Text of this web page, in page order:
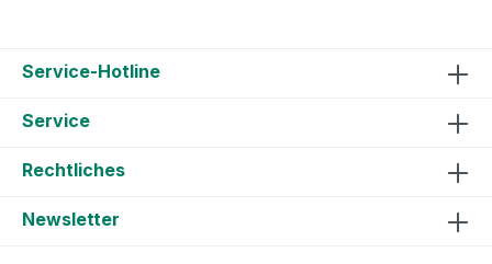
Service-Hotline
Service
Rechtliches
Newsletter